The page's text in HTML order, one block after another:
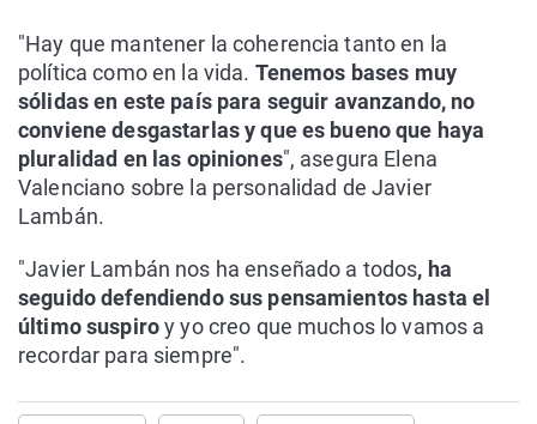
"Hay que mantener la coherencia tanto en la
política como en la vida. Tenemos bases muy
sólidas en este país para seguir avanzando, no
conviene desgastarlas y que es bueno que haya
pluralidad en las opiniones", asegura Elena
Valenciano sobre la personalidad de Javier
Lambán.
"Javier Lambán nos ha enseñado a todos, ha
seguido defendiendo sus pensamientos hasta el
último suspiroy yo creo que muchos lo vamos a
recordar para siempre".